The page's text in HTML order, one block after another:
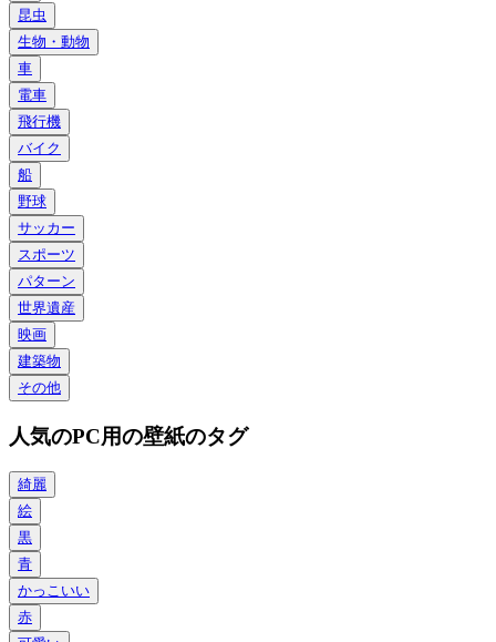
昆虫
生物・動物
車
電車
飛行機
バイク
船
野球
サッカー
スポーツ
パターン
世界遺産
映画
建築物
その他
人気のPC用の壁紙のタグ
綺麗
絵
黒
青
かっこいい
赤